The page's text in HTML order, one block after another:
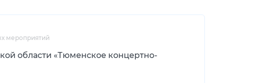
мероприятий
области «Тюменское концертно-